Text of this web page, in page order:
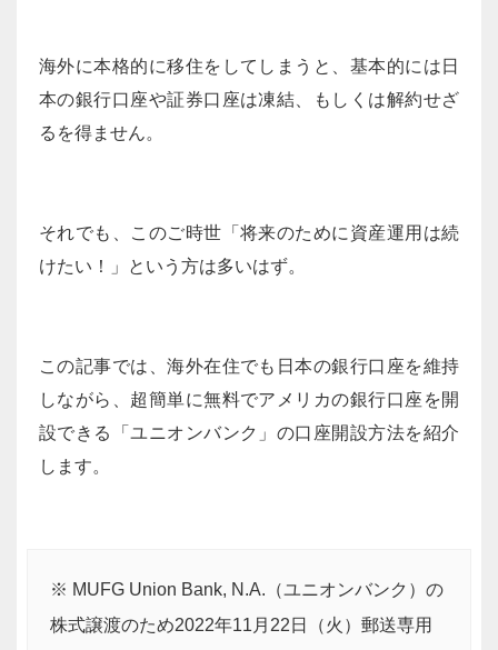
海外に本格的に移住をしてしまうと、基本的には日
本の銀行口座や証券口座は凍結、もしくは解約せざ
るを得ません。
それでも、このご時世「将来のために資産運用は続
けたい！」という方は多いはず。
この記事では、海外在住でも日本の銀行口座を維持
しながら、超簡単に無料でアメリカの銀行口座を開
設できる「ユニオンバンク」の口座開設方法を紹介
します。
※ MUFG Union Bank, N.A.（ユニオンバンク）の
株式譲渡のため2022年11月22日（火）郵送専用